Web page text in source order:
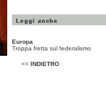
Europa
Troppa fretta sul federalismo
<< INDIETRO